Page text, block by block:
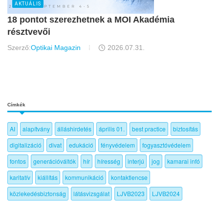
AKTUÁLIS
18 pontot szerezhetnek a MOI Akadémia
résztvevői
Szerző:Optikai Magazin 2026.07.31.
Címkék
AI alapítvány álláshirdetés április 01. best practice
biztosítás
digitalizáció
divat edukáció fényvédelem
fogyasztóvédelem
fontos
generációváltók hír híresség interjú jog
kamarai infó
karitatív
kiállítás kommunikáció
kontaktlencse
közlekedésbiztonság
látásvizsgálat LJVB2023
LJVB2024